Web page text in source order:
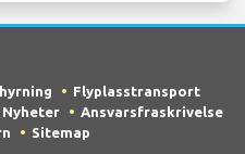
Flyplasstransport
Ansvarsfraskrivelse
Sitemap